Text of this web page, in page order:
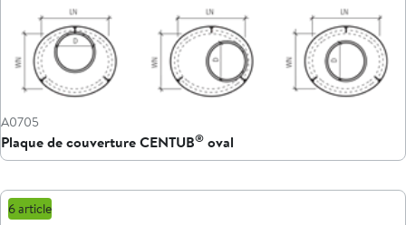
A0705
Plaque de couverture CENTUB® oval
6 article